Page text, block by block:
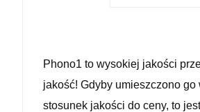
Phono1 to wysokiej jakości
jakość! Gdyby umieszczono go
stosunek jakości do ceny, to